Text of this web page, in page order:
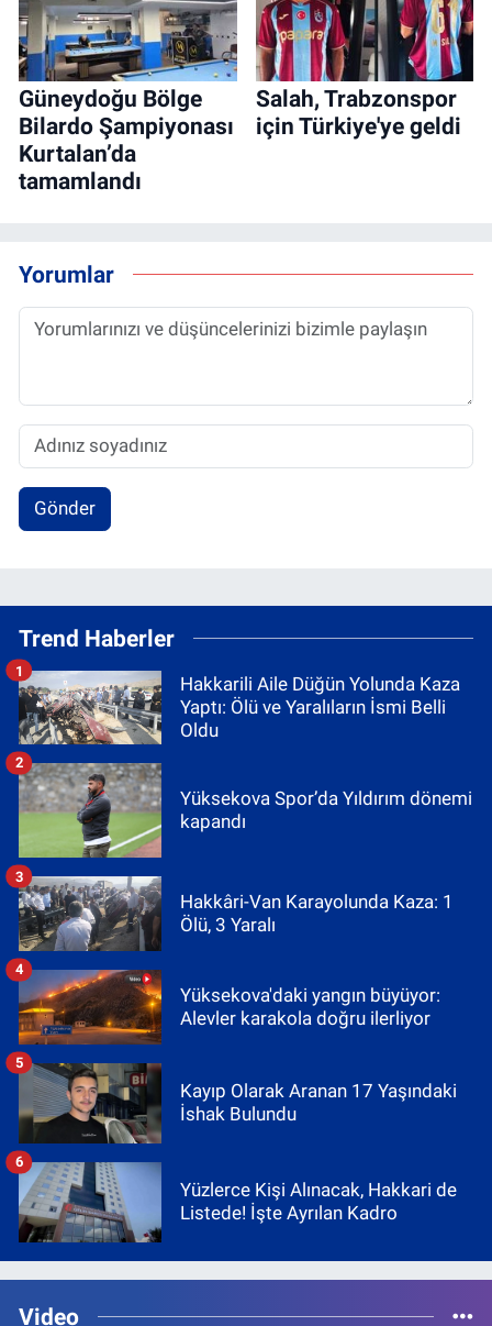
Güneydoğu Bölge
Bilardo Şampiyonası
Kurtalan’da
tamamlandı
Salah, Trabzonspor
için Türkiye'ye geldi
Yorumlar
Gönder
Trend Haberler
Hakkarili Aile Düğün Yolunda Kaza
Yaptı: Ölü ve Yaralıların İsmi Belli
Oldu
1
Yüksekova Spor’da Yıldırım dönemi
kapandı
2
Hakkâri-Van Karayolunda Kaza: 1
Ölü, 3 Yaralı
3
Yüksekova'daki yangın büyüyor:
Alevler karakola doğru ilerliyor
4
Kayıp Olarak Aranan 17 Yaşındaki
İshak Bulundu
5
Yüzlerce Kişi Alınacak, Hakkari de
Listede! İşte Ayrılan Kadro
6
Video